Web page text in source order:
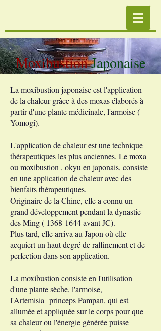
MoxibustionJaponaise
La moxibustion japonaise est l'application
de la chaleur grâce à des moxas élaborés à
partir d'une plante médicinale, l'armoise (
Yomogi).
L'application de chaleur est une technique
thérapeutiques les plus anciennes. Le moxa
ou moxibustion , okyu en japonais, consiste
en une application de chaleur avec des
bienfaits thérapeutiques.
Originaire de la Chine, elle a connu un
grand développement pendant la dynastie
des Ming ( 1368-1644avant JC).
Plus tard, elle arriva au Japon où elle
acquiert un haut degré de raffinement et de
perfection dans son application.
La moxibustion consiste en l'utilisation
d'une plante sèche, l'armoise,
l'Artemisia princeps Pampan, qui est
allumée et appliquée sur le corps pour que
sa chaleur ou l'énergie générée puisse